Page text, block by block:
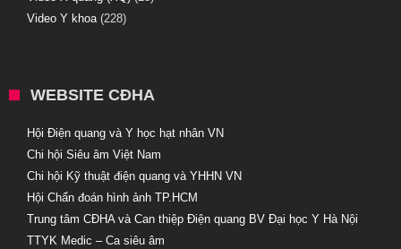
Video Y khoa(228)
WEBSITE CĐHA
Hội Điện quang và Y học hạt nhân VN
Chi hội Siêu âm Việt Nam
Chi hội Kỹ thuật điện quang và YHHN VN
Hội Chẩn đoán hình ảnh TP.HCM
Trung tâm CĐHA và Can thiệp Điện quang BV Đại học Y Hà Nội
TTYK Medic – Ca siêu âm